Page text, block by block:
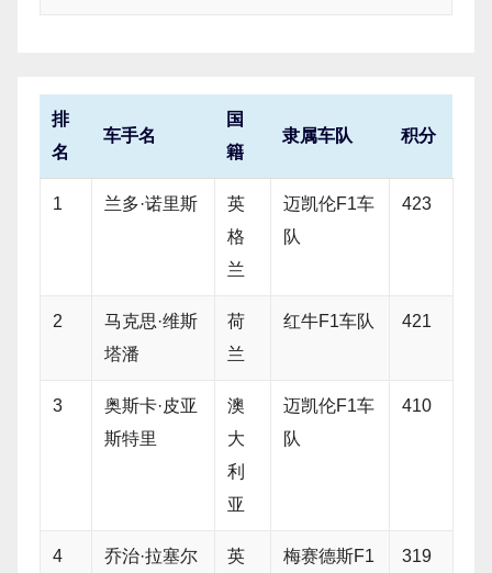
排
名
车手名
国
籍
隶属车队 积分
1 兰多·诺里斯
英
格
兰
迈凯伦F1车
队
423
2
马克思·维斯
塔潘
荷
兰
红牛F1车队 421
3
奥斯卡·皮亚
斯特里
澳
大
利
亚
迈凯伦F1车
队
410
4 乔治·拉塞尔 英 梅赛德斯F1 319